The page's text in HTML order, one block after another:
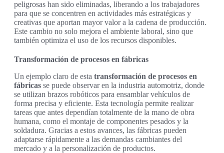
peligrosas han sido eliminadas, liberando a los trabajadores
para que se concentren en actividades más estratégicas y
creativas que aportan mayor valor a la cadena de producción.
Este cambio no solo mejora el ambiente laboral, sino que
también optimiza el uso de los recursos disponibles.
Transformación de procesos en fábricas
Un ejemplo claro de esta transformación de procesos en
fábricas se puede observar en la industria automotriz, donde
se utilizan brazos robóticos para ensamblar vehículos de
forma precisa y eficiente. Esta tecnología permite realizar
tareas que antes dependían totalmente de la mano de obra
humana, como el montaje de componentes pesados y la
soldadura. Gracias a estos avances, las fábricas pueden
adaptarse rápidamente a las demandas cambiantes del
mercado y a la personalización de productos.